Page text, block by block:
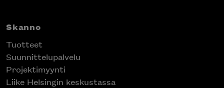
Skanno
Tuotteet
Suunnittelupalvelu
Projektimyynti
Liike Helsingin keskustassa